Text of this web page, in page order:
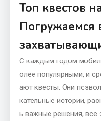
Топ квестов
Погружаемся
С каждым годом
олее популярными, и
ают квесты. Они
кательные истории,
ь важные решения,